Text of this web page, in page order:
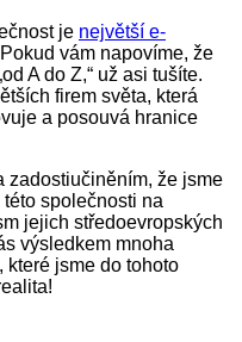
je největší e-
vám napovíme, že
A do Z,“ už asi tušíte.
firem světa, která
a posouvá hranice
zadostiučiněním, že jsme
společnosti na
jejich středoevropských
výsledkem mnoha
které jsme do tohoto